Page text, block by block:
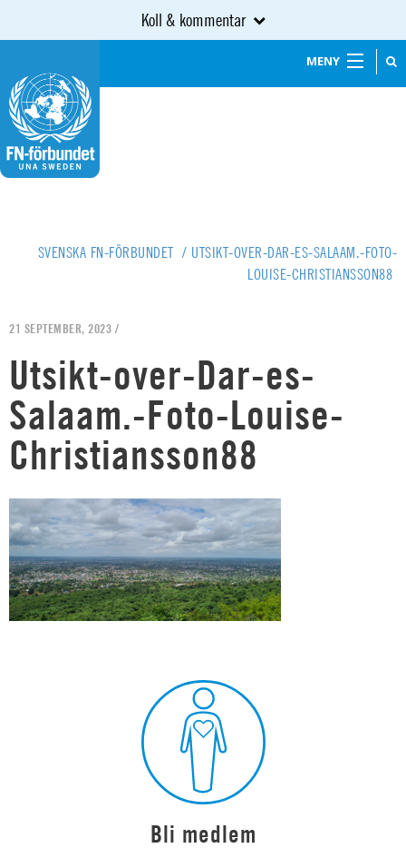
Koll & kommentar
MENY
SVENSKA FN-FÖRBUNDET / UTSIKT-OVER-DAR-ES-SALAAM.-FOTO-
LOUISE-CHRISTIANSSON88
21 SEPTEMBER, 2023 /
Utsikt-over-Dar-es-
Salaam.-Foto-Louise-
Christiansson88
Bli medlem